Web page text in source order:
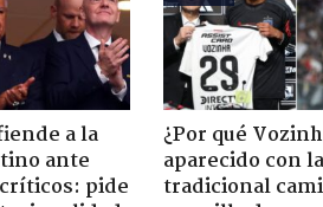
a la
ante
pide
¿Por qué
aparecido con la
tradicional